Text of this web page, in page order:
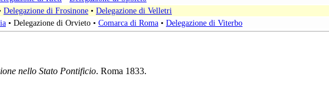
Delegazione di Frosinone • Delegazione di Velletri
• Delegazione di Orvieto • Comarca di Roma • Delegazione di Viterbo
nello Stato Pontificio. Roma 1833.